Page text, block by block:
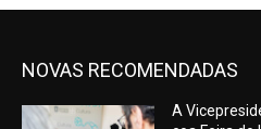
NOVAS RECOMENDADAS
A